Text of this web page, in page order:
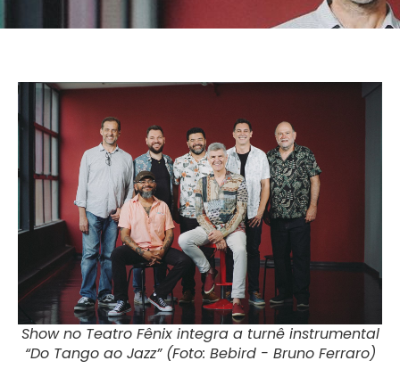
Show no Teatro Fênix integra a turnê instrumental
“Do Tango ao Jazz” (Foto: Bebird - Bruno Ferraro)